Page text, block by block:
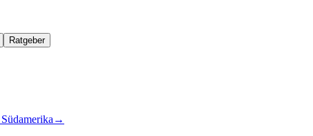
Ratgeber
Südamerika →